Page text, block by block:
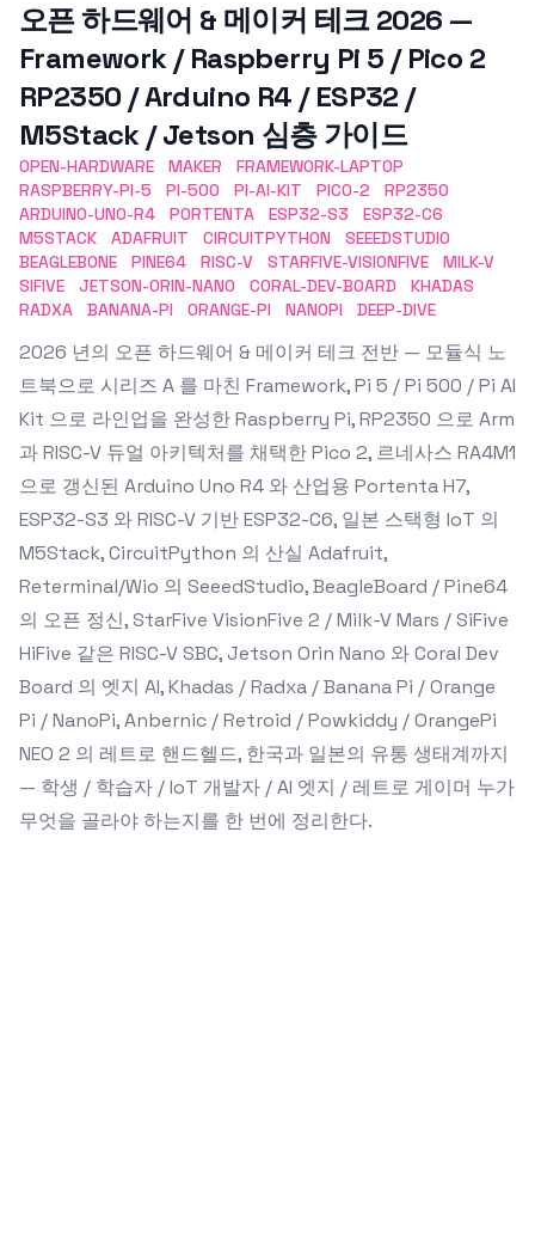
오픈 하드웨어 & 메이커 테크 2026 —
Framework / Raspberry Pi 5 / Pico 2
RP2350 / Arduino R4 / ESP32 /
M5Stack / Jetson 심층 가이드
OPEN-HARDWARE MAKER
FRAMEWORK-LAPTOP
RASPBERRY-PI-5
PI-500 PI-AI-KIT PICO-2
RP2350
ARDUINO-UNO-R4
PORTENTA ESP32-S3
ESP32-C6
M5STACK
ADAFRUIT CIRCUITPYTHON
SEEEDSTUDIO
BEAGLEBONE
PINE64 RISC-V STARFIVE-VISIONFIVE
MILK-V
SIFIVE
JETSON-ORIN-NANO CORAL-DEV-BOARD
KHADAS
RADXA
BANANA-PI ORANGE-PI NANOPI DEEP-DIVE
2026 년의 오픈 하드웨어 & 메이커 테크 전반 — 모듈식 노
트북으로 시리즈 A 를 마친 Framework, Pi 5 / Pi 500 / Pi AI
Kit 으로 라인업을 완성한 Raspberry Pi, RP2350 으로 Arm
과 RISC-V 듀얼 아키텍처를 채택한 Pico 2, 르네사스 RA4M1
으로 갱신된 Arduino Uno R4 와 산업용 Portenta H7,
ESP32-S3 와 RISC-V 기반 ESP32-C6, 일본 스택형 IoT 의
M5Stack, CircuitPython 의 산실 Adafruit,
Reterminal/Wio 의 SeeedStudio, BeagleBoard / Pine64
의 오픈 정신, StarFive VisionFive 2 / Milk-V Mars / SiFive
HiFive 같은 RISC-V SBC, Jetson Orin Nano 와 Coral Dev
Board 의 엣지 AI, Khadas / Radxa / Banana Pi / Orange
Pi / NanoPi, Anbernic / Retroid / Powkiddy / OrangePi
NEO 2 의 레트로 핸드헬드, 한국과 일본의 유통 생태계까지
— 학생 / 학습자 / IoT 개발자 / AI 엣지 / 레트로 게이머 누가
무엇을 골라야 하는지를 한 번에 정리한다.